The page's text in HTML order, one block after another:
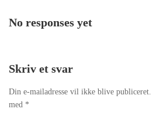
navigation
No responses yet
Skriv et svar
Din e-mailadresse vil ikke blive publiceret.
med *